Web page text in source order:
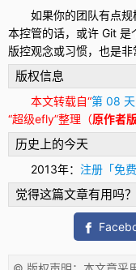
如果你的团队有点
本控管的话，或许 Git 是
版控观念或习惯，也是
版权信息
本文转载自“第 08
“超级efly”整理（原作者
历史上的今天
2013年： 注册「免
觉得这篇文章有用吗